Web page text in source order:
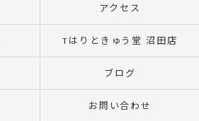
アクセス
Tはりときゅう堂 沼田店
ブログ
お問い合わせ